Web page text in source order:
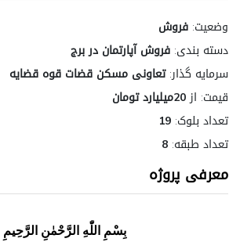
وضعیت: فروش
دسته بندی: فروش آپارتمان در برج
سرمایه گذار: تعاونی مسکن قضات قوه قضایه
قیمت: از20میلیارد تومان
تعداد بلوک: 19
تعداد طبقه: 8
معرفی پروژه
بِسْمِ اللّٰهِ الرَّحْمٰنِ الرَّحِيمِ